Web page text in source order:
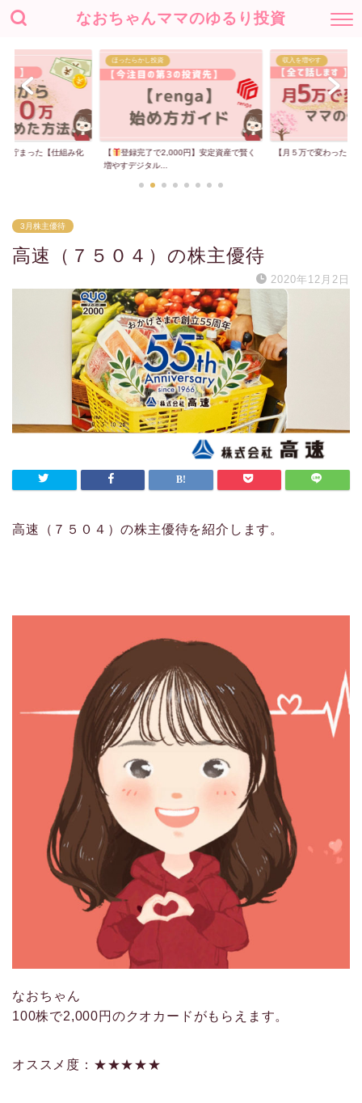
なおちゃんママのゆるり投資
貯まった【仕組み化
ほったらかし投資
【
登録完了で2,000円】安定資産で賢く
増やすデジタル...
収入を増やす
【月５万で変わった】
3月株主優待
高速（７５０４）の株主優待
2020年12月2日
高速（７５０４）の株主優待を紹介します。
なおちゃん
100株で2,000円のクオカードがもらえます。
オススメ度：★★★★★